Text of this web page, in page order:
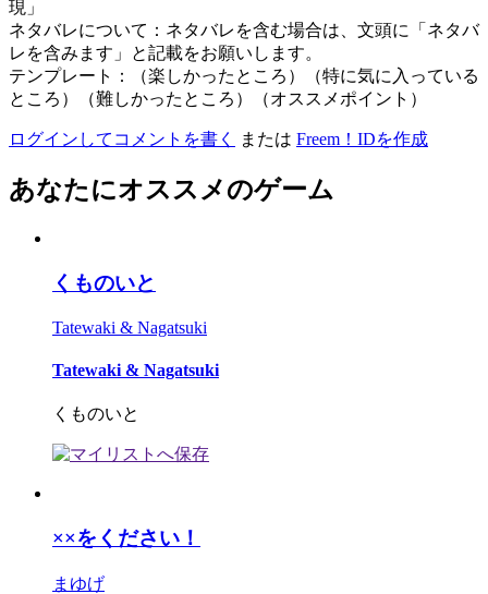
現」
ネタバレについて：ネタバレを含む場合は、文頭に「ネタバ
レを含みます」と記載をお願いします。
テンプレート：（楽しかったところ）（特に気に入っている
ところ）（難しかったところ）（オススメポイント）
ログインしてコメントを書く または Freem！IDを作成
あなたにオススメのゲーム
くものいと
Tatewaki & Nagatsuki
Tatewaki & Nagatsuki
くものいと
××をください！
まゆげ